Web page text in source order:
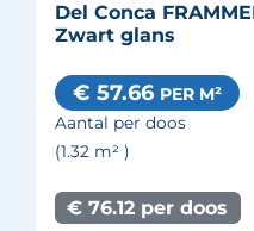
Del Conca
Zwart glans
€ 57.66 PER M²
Aantal per doos
(1.32 m² )
€ 76.12 per doos